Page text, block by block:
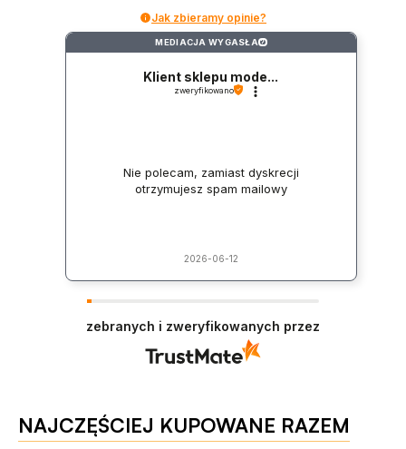
Jak zbieramy opinie?
MEDIACJA WYGASŁA ?
Klient sklepu mode...
zweryfikowano
Nie polecam, zamiast dyskrecji
otrzymujesz spam mailowy
2026-06-12
zebranych i zweryfikowanych przez
NAJCZĘŚCIEJ KUPOWANE RAZEM